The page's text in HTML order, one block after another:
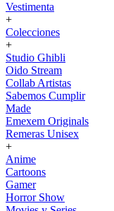
Vestimenta
+
Colecciones
+
Studio Ghibli
Oido Stream
Collab Artistas
Sabemos Cumplir
Made
Emexem Originals
Remeras Unisex
+
Anime
Cartoons
Gamer
Horror Show